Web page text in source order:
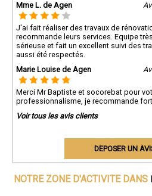
Mme L. de Agen
J'ai fait réaliser des travaux de
recommande leurs services. Equipe
sérieuse et fait un excellent suivi des
aussi été respectés.
Marie Louise de Agen
Merci Mr Baptiste et socorebat pour
professionnalisme, je recommande
Voir tous les avis clients
DEPOSER UN
NOTRE ZONE D'ACTIVITE DANS